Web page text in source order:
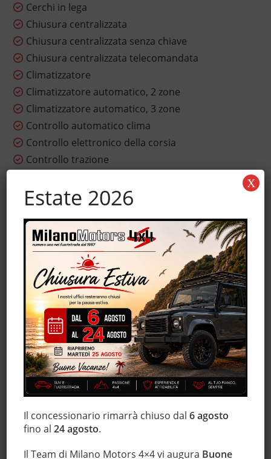
Cerchi in lega
Chiusura centralizzata
Chiusura centralizzata senza chiave
Chiusura centralizzata telecomandata
Climatizzatore
Climatizzatore automatico, 2 zone
Climatizzatore automatico, 3 zone
Controllo automatico clima
Controllo elettronico della corsia
Controllo trazione
Cruise Control
Fari LED
Fari Xenon
Frenata d'emergenza assistita
Hill holder
Immobilizzatore elettronico
Interni in pelle
Isofix
Limitatore di velocità
Marmitta catalitica
Monitoraggio pressione pneumatici
MP3
Park Distance Control
Regolazione elettrica sedili
Schermo multifunzione interamente digitale
Estate 2026
Il concessionario rimarrà chiuso dal6 agosto
fino al24 agosto.
Il Team di Milano Motors 4×4 vi augura Buone
X